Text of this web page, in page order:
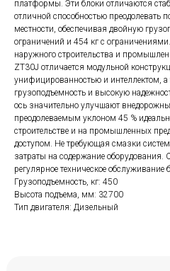
платформы. Эти блоки отличаются
отличной способностью преодолевать
местности, обеспечивая двойную
ограничений и 454 кг с
наружного строительства и
ZT30J отличается модульной
унифицированностью и интеллектом, а
грузоподъемность и высокую
ось значительно улучшают
преодолеваемым уклоном 45 %
строительстве и на промышленных
доступом. Не требующая смазки
затраты на содержание оборудования.
регулярное техническое обслуживание
Грузоподъемность, кг: 450
Высота подъема, мм: 32700
Тип двигателя: Дизельный